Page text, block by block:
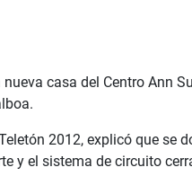
casa del Centro Ann
2012, explicó que
y el sistema de circuito